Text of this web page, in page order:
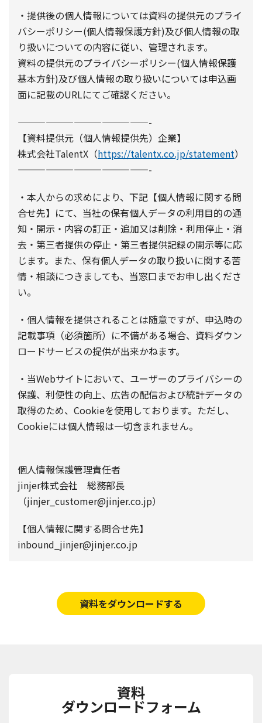
・提供後の個人情報については資料の提供元のプライ
バシーポリシー(個人情報保護方針)及び個人情報の取
り扱いについての内容に従い、管理されます。
資料の提供元のプライバシーポリシー(個人情報保護
基本方針)及び個人情報の取り扱いについては申込画
面に記載のURLにてご確認ください。
——————————————-
【資料提供元（個人情報提供先）企業】
株式会社TalentX（https://talentx.co.jp/statement）
——————————————-
・本人からの求めにより、下記【個人情報に関する問
合せ先】にて、当社の保有個人データの利用目的の通
知・開示・内容の訂正・追加又は削除・利用停止・消
去・第三者提供の停止・第三者提供記録の開示等に応
じます。また、保有個人データの取り扱いに関する苦
情・相談につきましても、当窓口までお申し出くださ
い。
・個人情報を提供されることは随意ですが、申込時の
記載事項（必須箇所）に不備がある場合、資料ダウン
ロードサービスの提供が出来かねます。
・当Webサイトにおいて、ユーザーのプライバシーの
保護、利便性の向上、広告の配信および統計データの
取得のため、Cookieを使用しております。ただし、
Cookieには個人情報は一切含まれません。
個人情報保護管理責任者
jinjer株式会社 総務部長
（jinjer_customer@jinjer.co.jp）
【個人情報に関する問合せ先】
inbound_jinjer@jinjer.co.jp
資料をダウンロードする
資料
ダウンロードフォーム